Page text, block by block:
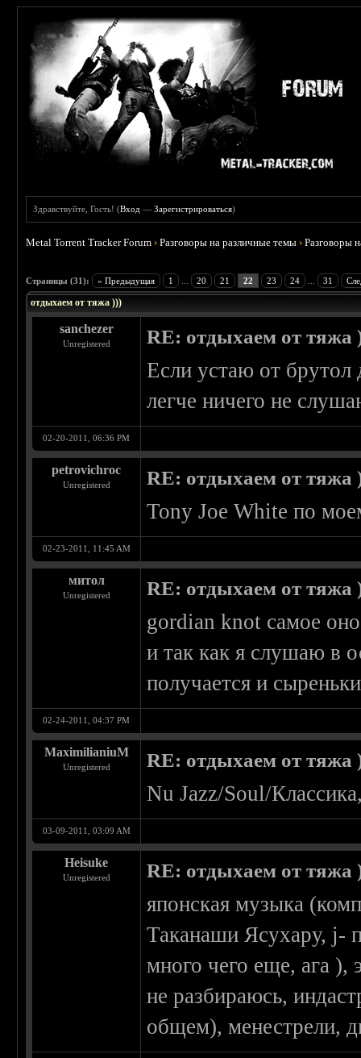
Здравствуйте, Гость! (Вход —Зарегистрироваться)
Metal Torrent Tracker Forum ›Разговоры на различные темы ›Разговоры
Страницы (31): « Предыдущая 1 20 21 22 23 24 31
отдыхаем от тяжа )))
sanchezer
Unregistered RE: отдыхаем от тяжа
Если устаю от
легче ничего не
02-20-2011, 06:36 PM
petrovichroc
Unregistered RE: отдыхаем от тяжа
Tony Joe White по
02-23-2011, 11:45 AM
митол
Unregistered RE: отдыхаем от тяжа
gordian knot самое
и так как я слушаю в
получается и
02-24-2011, 04:37 PM
MaximilianiuM
Unregistered RE: отдыхаем от тяжа
Nu Jazz/Soul/
03-09-2011, 03:09 AM
Heisuke
Unregistered RE: отдыхаем от тяжа
японская музыка
Таканаши Ясухару, j-
много чего еще, ага ),
не разбираюсь,
общем), менестрели,